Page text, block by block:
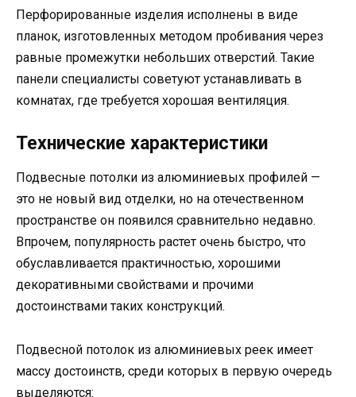
Перфорированные изделия исполнены в виде
планок, изготовленных методом пробивания через
равные промежутки небольших отверстий. Такие
панели специалисты советуют устанавливать в
комнатах, где требуется хорошая вентиляция.
Технические характеристики
Подвесные потолки из алюминиевых профилей —
это не новый вид отделки, но на отечественном
пространстве он появился сравнительно недавно.
Впрочем, популярность растет очень быстро, что
обуславливается практичностью, хорошими
декоративными свойствами и прочими
достоинствами таких конструкций.
Подвесной потолок из алюминиевых реек имеет
массу достоинств, среди которых в первую очередь
выделяются: